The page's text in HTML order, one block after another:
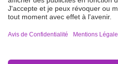
Paramètres cookie